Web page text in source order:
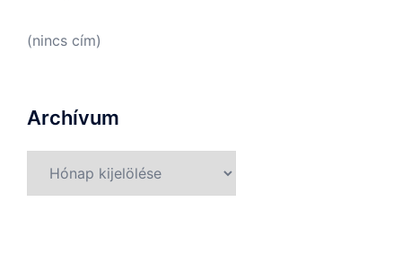
(nincs cím)
Archívum